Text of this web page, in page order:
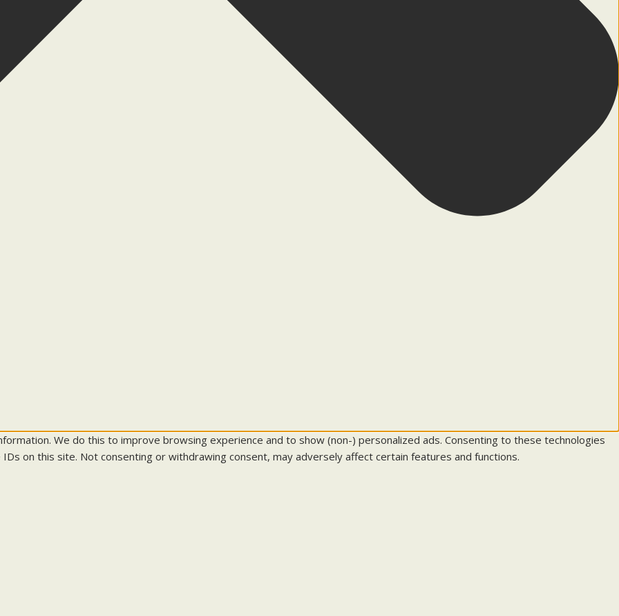
We do this to improve browsing experience and to show (non-) personalized ads. Consenting to these technologies
on this site. Not consenting or withdrawing consent, may adversely affect certain features and functions.